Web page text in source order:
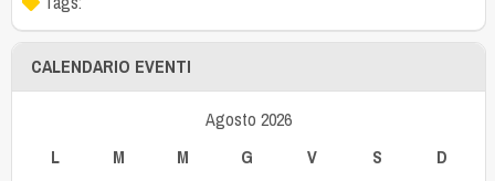
CALENDARIO EVENTI
Agosto 2026
L
M M G V S D